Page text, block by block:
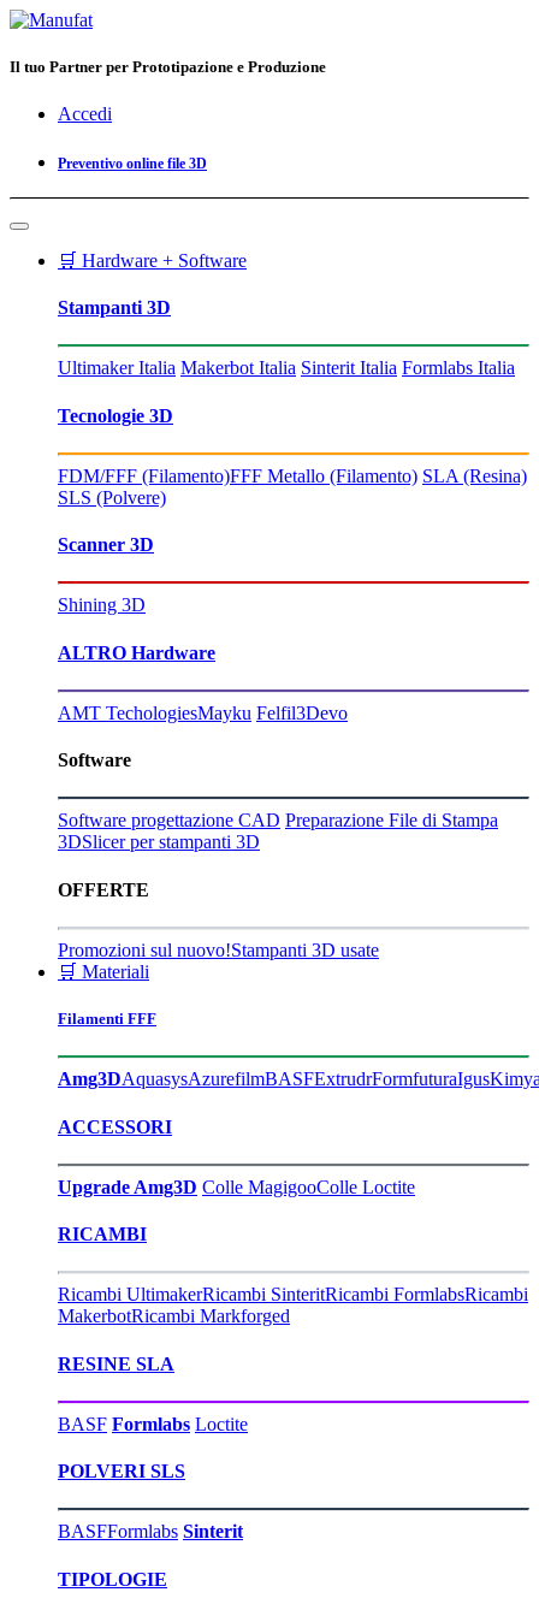
Il tuo Partner per Prototipazione e Produzione
Accedi
Preventivo online file 3D
🛒 Hardware + Software
Stampanti 3D
Ultimaker Italia Makerbot Italia Sinterit Italia Formlabs Italia
Tecnologie 3D
FDM/FFF (Filamento)FFF Metallo (Filamento) SLA (Resina)
SLS (Polvere)
Scanner 3D
Shining 3D
ALTRO Hardware
AMT TechologiesMayku Felfil3Devo
Software
Software progettazione CAD Preparazione File di Stampa
3DSlicer per stampanti 3D
OFFERTE
Promozioni sul nuovo!Stampanti 3D usate
🛒 Materiali
Filamenti FFF
Amg3DAquasysAzurefilmBASFExtrudrFormfuturaIgus
ACCESSORI
Upgrade Amg3D Colle MagigooColle Loctite
RICAMBI
Ricambi UltimakerRicambi SinteritRicambi FormlabsRicambi
MakerbotRicambi Markforged
RESINE SLA
BASF Formlabs Loctite
POLVERI SLS
BASFFormlabs Sinterit
TIPOLOGIE